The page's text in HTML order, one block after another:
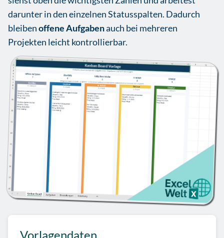
darunter in den einzelnen Statusspalten. Dadurch
bleibenoffene Aufgabenauch bei mehreren
Projekten leicht kontrollierbar.
Vorlagendaten